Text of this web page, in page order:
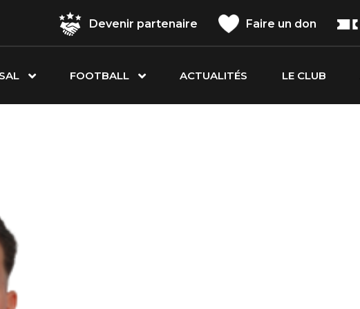
Devenir partenaire Faire un don
FOOTBALL ACTUALITÉS LE CLUB